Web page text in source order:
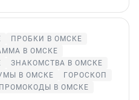
ПРОБКИ В ОМСКЕ
В ОМСКЕ
ЗНАКОМСТВА В ОМСКЕ
В ОМСКЕ
ГОРОСКОП
ПРОМОКОДЫ В ОМСКЕ